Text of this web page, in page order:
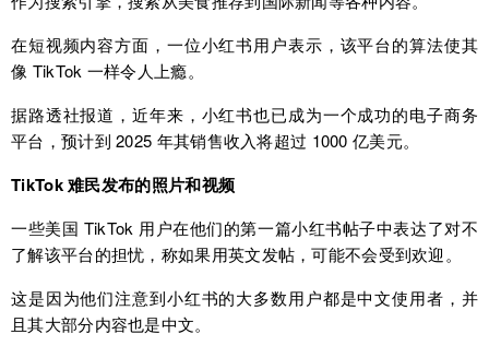
在短视频内容方面，一位小红书用户表示，该平台的算法使其
像 TikTok 一样令人上瘾。
据路透社报道，近年来，小红书也已成为一个成功的电子商务
平台，预计到 2025 年其销售收入将超过 1000 亿美元。
TikTok 难民发布的照片和视频
一些美国 TikTok 用户在他们的第一篇小红书帖子中表达了对不
了解该平台的担忧，称如果用英文发帖，可能不会受到欢迎。
这是因为他们注意到小红书的大多数用户都是中文使用者，并
且其大部分内容也是中文。